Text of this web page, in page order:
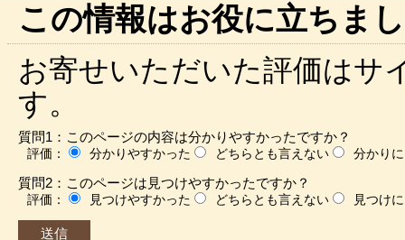
この情報はお役に立ちま
お寄せいただいた評価はサ
す。
質問1：このページの内容は分かりやすかったですか？
評価： 分かりやすかった どちらとも言えない 分かり
質問2：このページは見つけやすかったですか？
評価： 見つけやすかった どちらとも言えない 見つけ